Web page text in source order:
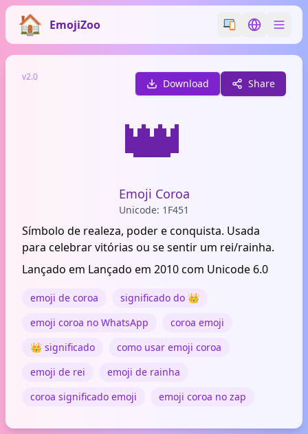
EmojiZoo Switch emoji
Switch
v2.0
Download Share
👑
Emoji Coroa
Unicode: 1F451
Símbolo de realeza, poder e conquista. Usada
para celebrar vitórias ou se sentir um rei/rainha.
Lançado em Lançado em 2010 com Unicode 6.0
emoji de coroa
significado do 👑
emoji coroa no WhatsApp
coroa emoji
👑 significado
como usar emoji coroa
emoji de rei
emoji de rainha
coroa significado emoji
emoji coroa no zap